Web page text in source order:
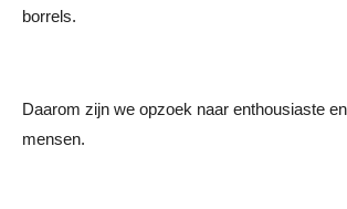
borrels.
Daarom zijn we opzoek naar enthousiaste
mensen.